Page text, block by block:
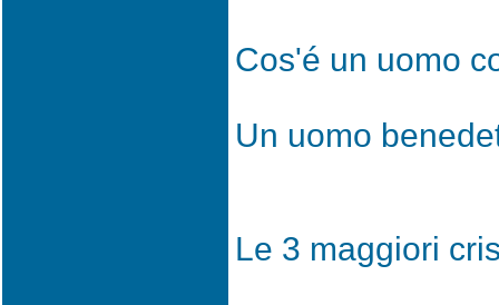
Cos'é un uomo
Un uomo
Le 3 maggiori